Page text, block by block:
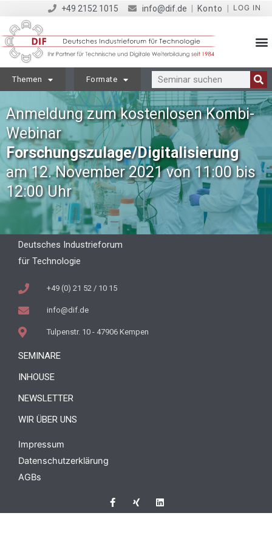
+49 2152 1015 info@dif.de Konto LOG IN
Themen Formate
Anmeldung zum kostenlosen Kombi-
Webinar
Forschungszulage/Digitalisierung
am 12. November 2021 von 11:00 bis
12:00 Uhr
Deutsches Industrieforum
für Technologie
+49 (0) 21 52 / 10 15
info@dif.de
Tulpenstr. 10 - 47906 Kempen
SEMINARE
INHOUSE
NEWSLETTER
WIR ÜBER UNS
Impressum
Datenschutzerklärung
AGBs